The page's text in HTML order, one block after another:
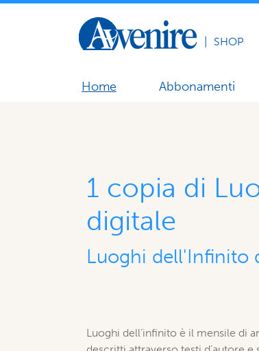
SHOP
Home Abbonamenti
1 copia di
digitale
Luoghi dell'Infinito
Luoghi dell’infinito è il mensile di